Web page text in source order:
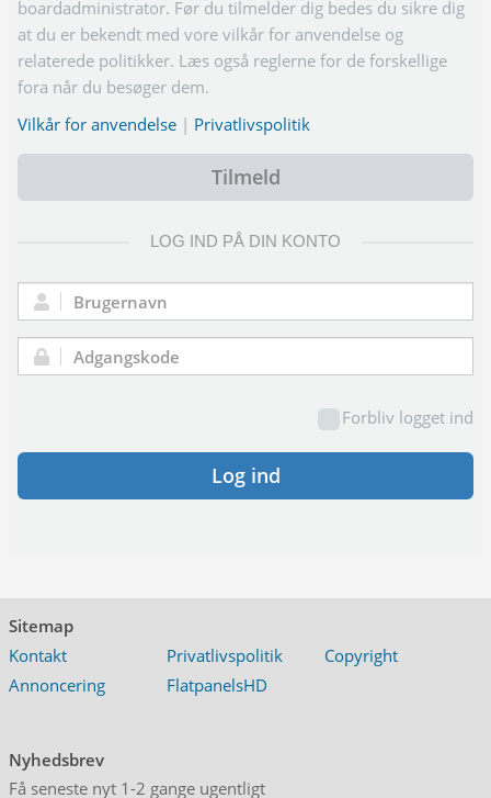
boardadministrator. Før du tilmelder dig bedes du sikre dig
at du er bekendt med vore vilkår for anvendelse og
relaterede politikker. Læs også reglerne for de forskellige
fora når du besøger dem.
Vilkår for anvendelse | Privatlivspolitik
Tilmeld
LOG IND PÅ DIN KONTO
Brugernavn:
Adgangskode:
Forbliv logget ind
Log ind
Sitemap
Kontakt
Privatlivspolitik
Copyright
Annoncering
FlatpanelsHD
Nyhedsbrev
Få seneste nyt 1-2 gange ugentligt